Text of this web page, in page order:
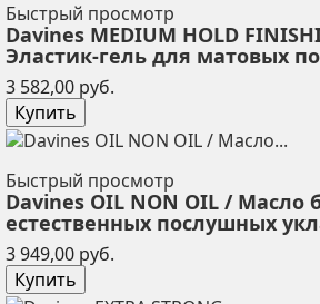
Быстрый просмотр
Davines MEDIUM HOLD
Эластик-гель для матовых
3 582,00 руб.
Купить
Быстрый просмотр
Davines OIL NON OIL / Масло
естественных послушных
3 949,00 руб.
Купить